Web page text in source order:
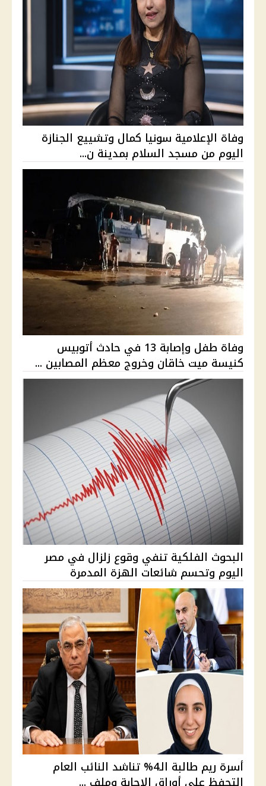
وفاة الإعلامية سونيا كمال وتشييع الجنازة
اليوم من مسجد السلام بمدينة ن...
وفاة طفل وإصابة 13 في حادث أتوبيس
كنيسة ميت خاقان وخروج معظم المصابين ...
البحوث الفلكية تنفي وقوع زلزال في مصر
اليوم وتحسم شائعات الهزة المدمرة
أسرة ريم طالبة الـ4% تناشد النائب العام